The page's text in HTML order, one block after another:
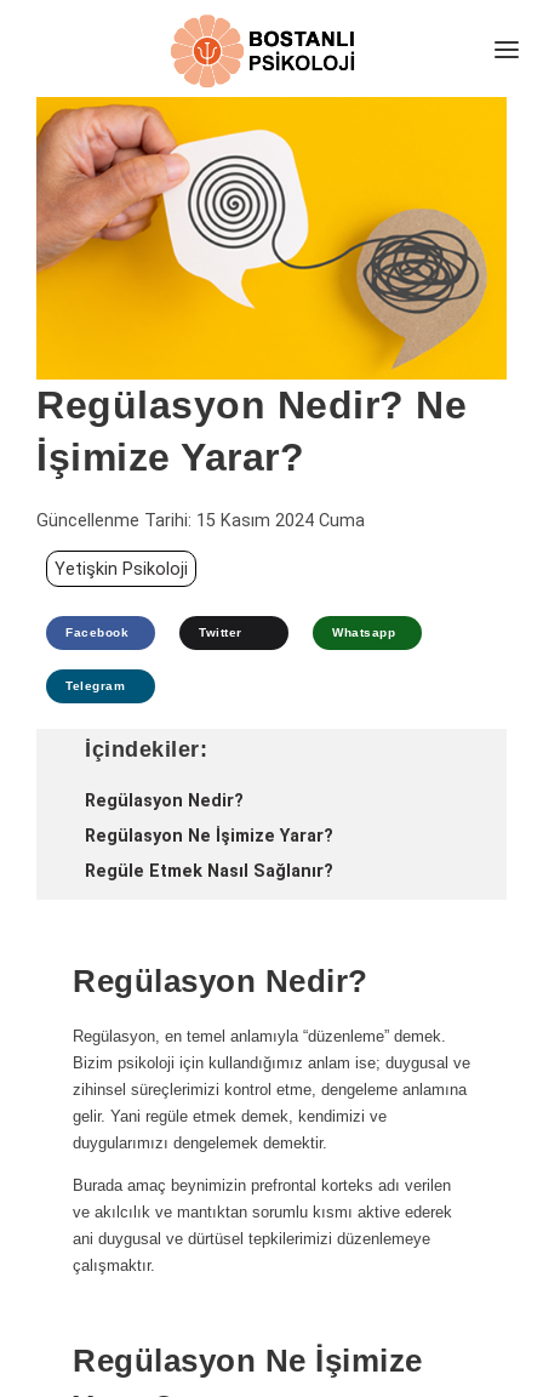
E-RANDEVU
EKİBİMİZ
HAKKIMIZDA
DANIŞAN YORUMLARI
ÜCRETLER
KARAMSARLIK TESTİ
ÜCRETSİZ GÖRÜŞ AL
Regülasyon Nedir? Ne
İşimize Yarar?
Güncellenme Tarihi: 15 Kasım 2024 Cuma
Yetişkin Psikoloji
Facebook Twitter Whatsapp
Telegram
İçindekiler:
Regülasyon Nedir?
Regülasyon Ne İşimize Yarar?
Regüle Etmek Nasıl Sağlanır?
Regülasyon Nedir?
Regülasyon, en temel anlamıyla “düzenleme” demek.
Bizim psikoloji için kullandığımız anlam ise; duygusal ve
zihinsel süreçlerimizi kontrol etme, dengeleme anlamına
gelir. Yani regüle etmek demek, kendimizi ve
duygularımızı dengelemek demektir.
Burada amaç beynimizin prefrontal korteks adı verilen
ve akılcılık ve mantıktan sorumlu kısmı aktive ederek
ani duygusal ve dürtüsel tepkilerimizi düzenlemeye
çalışmaktır.
Regülasyon Ne İşimize